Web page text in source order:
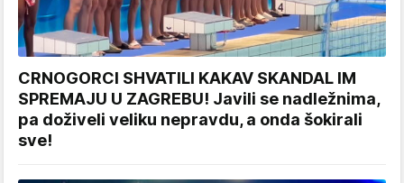
CRNOGORCI SHVATILI KAKAV SKANDAL IM
SPREMAJU U ZAGREBU! Javili se nadležnima,
pa doživeli veliku nepravdu, a onda šokirali
sve!